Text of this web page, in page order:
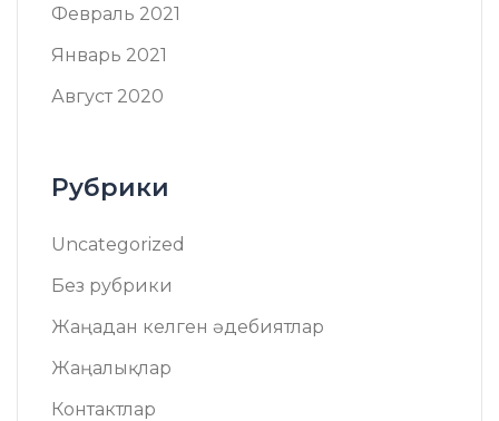
Февраль 2021
Январь 2021
Август 2020
Рубрики
Uncategorized
Без рубрики
Жаңадан келген әдебиятлар
Жаңалықлар
Контактлар